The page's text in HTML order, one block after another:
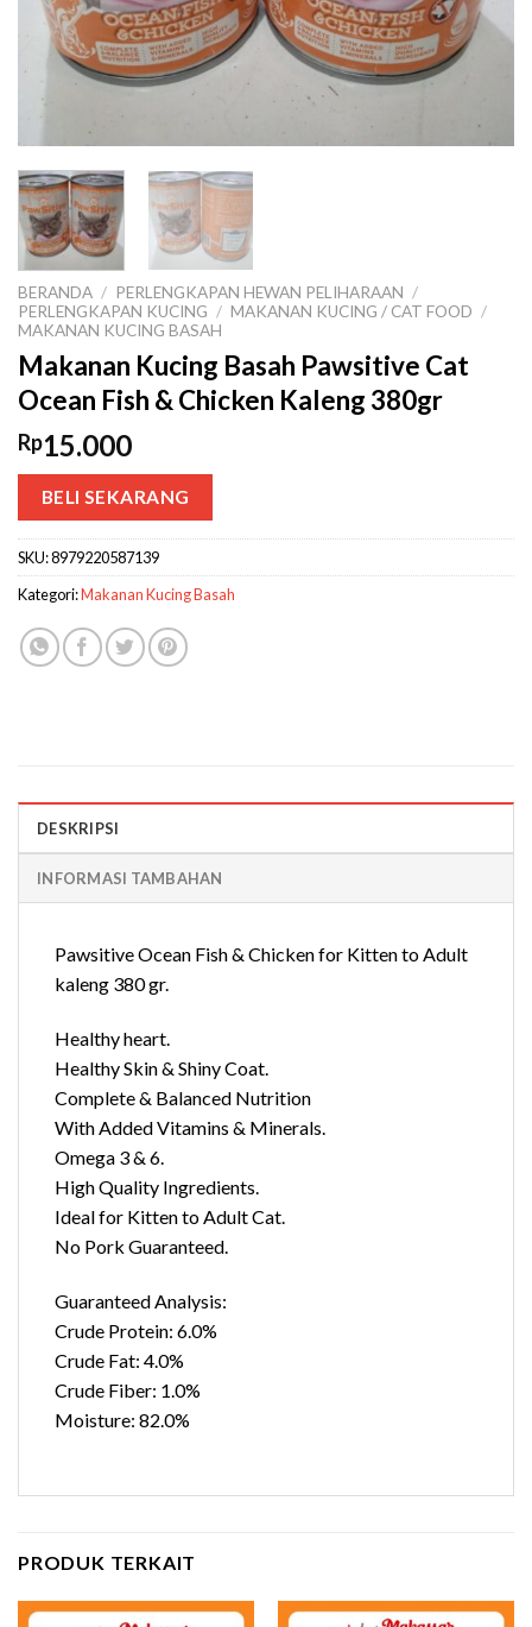
BERANDA / PERLENGKAPAN HEWAN PELIHARAAN /
PERLENGKAPAN KUCING / MAKANAN KUCING / CAT FOOD /
MAKANAN KUCING BASAH
Makanan Kucing Basah Pawsitive Cat
Ocean Fish & Chicken Kaleng 380gr
Rp15.000
BELI SEKARANG
SKU:8979220587139
Kategori:Makanan Kucing Basah
DESKRIPSI
INFORMASI TAMBAHAN
Pawsitive Ocean Fish & Chicken for Kitten to Adult
kaleng 380 gr.
Healthy heart.
Healthy Skin & Shiny Coat.
Complete & Balanced Nutrition
With Added Vitamins & Minerals.
Omega 3 & 6.
High Quality Ingredients.
Ideal for Kitten to Adult Cat.
No Pork Guaranteed.
Guaranteed Analysis:
Crude Protein: 6.0%
Crude Fat: 4.0%
Crude Fiber: 1.0%
Moisture: 82.0%
PRODUK TERKAIT